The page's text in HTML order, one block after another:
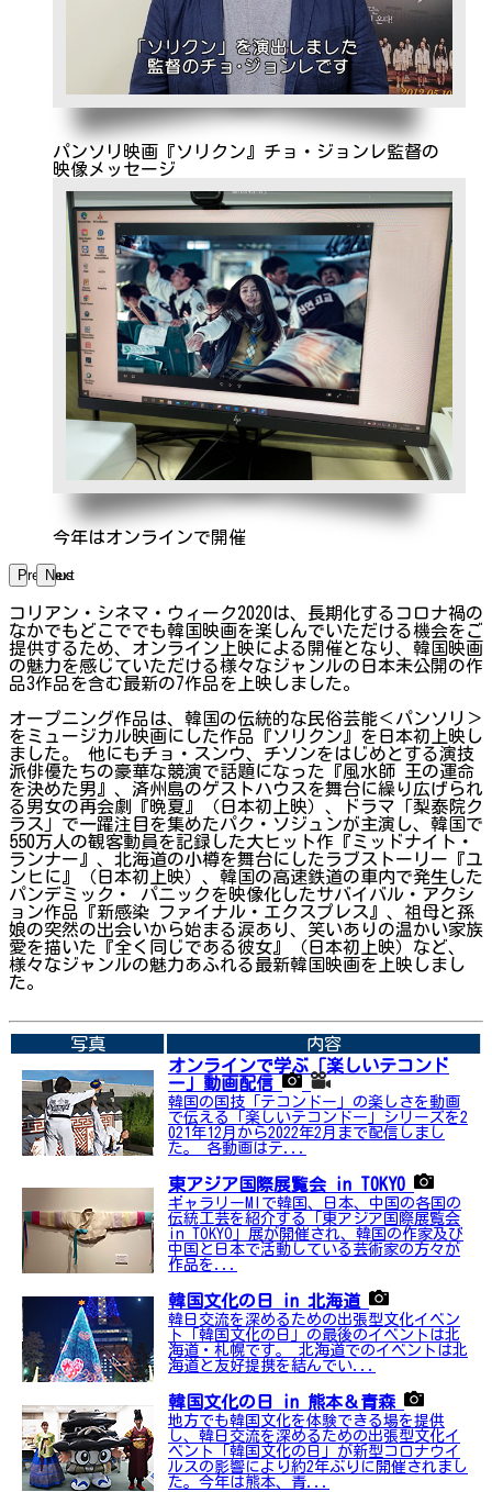
パンソリ映画『ソリクン』チョ・ジョンレ監督の
映像メッセージ
今年はオンラインで開催
Previous
Next
コリアン・シネマ・ウィーク2020は、長期化するコロナ禍の
なかでもどこででも韓国映画を楽しんでいただける機会をご
提供するため、オンライン上映による開催となり、韓国映画
の魅力を感じていただける様々なジャンルの日本未公開の作
品3作品を含む最新の7作品を上映しました。
オープニング作品は、韓国の伝統的な民俗芸能＜パンソリ＞
をミュージカル映画にした作品『ソリクン』を日本初上映し
ました。 他にもチョ・スンウ、チソンをはじめとする演技
派俳優たちの豪華な競演で話題になった『風水師 王の運命
を決めた男』、済州島のゲストハウスを舞台に繰り広げられ
る男女の再会劇『晩夏』（日本初上映）、ドラマ「梨泰院ク
ラス」で一躍注目を集めたパク・ソジュンが主演し、韓国で
550万人の観客動員を記録した大ヒット作『ミッドナイト・
ランナー』、北海道の小樽を舞台にしたラブストーリー『ユ
ンヒに』（日本初上映）、韓国の高速鉄道の車内で発生した
パンデミック・ パニックを映像化したサバイバル・アクシ
ョン作品『新感染 ファイナル・エクスプレス』、祖母と孫
娘の突然の出会いから始まる涙あり、笑いありの温かい家族
愛を描いた『全く同じである彼女』（日本初上映）など、
様々なジャンルの魅力あふれる最新韓国映画を上映しまし
た。
写真
内容
オンラインで学ぶ「楽しいテコンド
ー」動画配信
韓国の国技「テコンドー」の楽しさを動画
で伝える「楽しいテコンドー」シリーズを2
021年12月から2022年2月まで配信しまし
た。 各動画はテ...
東アジア国際展覧会 in TOKYO
ギャラリーMIで韓国、日本、中国の各国の
伝統工芸を紹介する「東アジア国際展覧会
in TOKYO」展が開催され、韓国の作家及び
中国と日本で活動している芸術家の方々が
作品を...
韓国文化の日 in 北海道
韓日交流を深めるための出張型文化イベン
ト「韓国文化の日」の最後のイベントは北
海道・札幌です。 北海道でのイベントは北
海道と友好提携を結んでい...
韓国文化の日 in 熊本＆青森
地方でも韓国文化を体験できる場を提供
し、韓日交流を深めるための出張型文化イ
ベント「韓国文化の日」が新型コロナウイ
ルスの影響により約2年ぶりに開催されまし
た。今年は熊本、青...